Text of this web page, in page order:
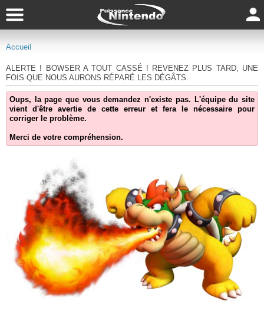
Accueil
ALERTE ! BOWSER A TOUT CASSÉ ! REVENEZ PLUS TARD, UNE
FOIS QUE NOUS AURONS RÉPARÉ LES DÉGÂTS.
Oups, la page que vous demandez n'existe pas. L'équipe du site
vient d'être avertie de cette erreur et fera le nécessaire pour
corriger le problème.
Merci de votre compréhension.